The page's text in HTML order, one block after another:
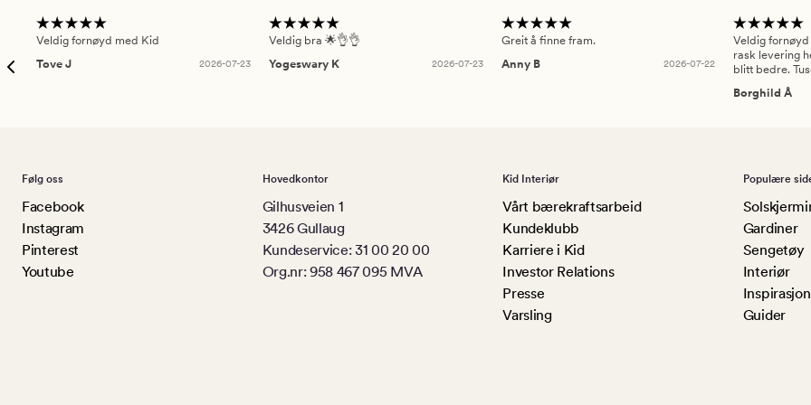
Veldig fornøyd med Kid
Tove J
2026-07-23
Veldig bra 🌟👌👌
Yogeswary K
2026-07-23
Greit å finne fram.
Anny B
2026-07-22
Veldig
rask levering
blitt bedre.
Borghild Å
Følg oss
Facebook
Instagram
Pinterest
Youtube
Hovedkontor
Gilhusveien 1
3426 Gullaug
Kundeservice: 31 00 20 00
Org.nr: 958 467 095 MVA
Kid Interiør
Vårt bærekraftsarbeid
Kundeklubb
Karriere i Kid
Investor Relations
Presse
Varsling
Populære
Gardiner
Sengetøy
Interiør
Inspirasjon
Guider